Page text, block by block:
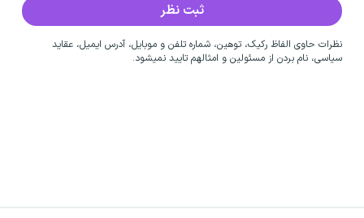
نظرات حاوی الفاظ رکیک، توهین، شماره تلفن و موبایل، آدرس ایمیل، عقاید
سیاسی، نام بردن از مسئولین و امثالهم تایید نمیشود.